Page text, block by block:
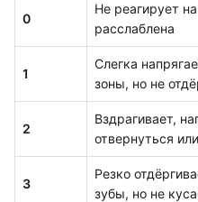
0
Не реагирует
расслаблена
1
Слегка
зоны, но не
2
Вздрагивает,
отвернуться
3
Резко
зубы, но не